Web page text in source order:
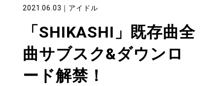
2021.06.03 ｜ アイドル
「SHIKASHI」既存曲全
曲サブスク&ダウンロ
ード解禁！